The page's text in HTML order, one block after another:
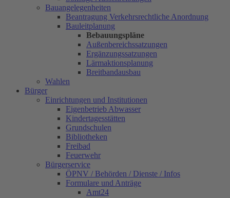
Bauangelegenheiten
Beantragung Verkehrsrechtliche Anordnung
Bauleitplanung
Bebauungspläne
Außenbereichssatzungen
Ergänzungssatzungen
Lärmaktionsplanung
Breitbandausbau
Wahlen
Bürger
Einrichtungen und Institutionen
Eigenbetrieb Abwasser
Kindertagesstätten
Grundschulen
Bibliotheken
Freibad
Feuerwehr
Bürgerservice
ÖPNV / Behörden / Dienste / Infos
Formulare und Anträge
Amt24